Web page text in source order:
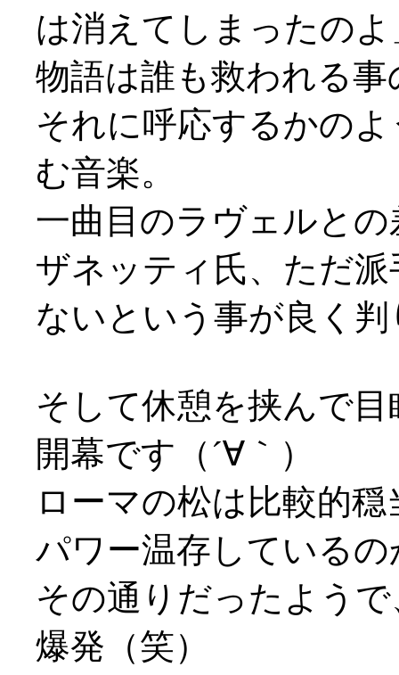
は消えてしまったの
物語は誰も救われる
それに呼応するかの
む音楽。
一曲目のラヴェルと
ザネッティ氏、ただ
ないという事が良く
そして休憩を挟んで
開幕です（´∀｀）
ローマの松は比較的
パワー温存している
その通りだったよう
爆発（笑）